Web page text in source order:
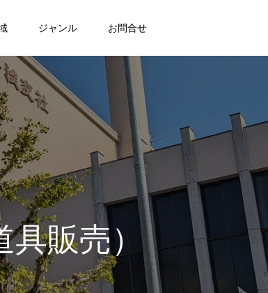
ジャンル お問合せ
具販売）